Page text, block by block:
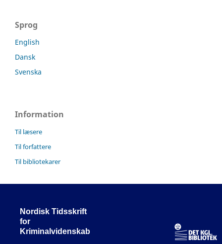
Sprog
English
Dansk
Svenska
Information
Til læsere
Til forfattere
Til bibliotekarer
Nordisk Tidsskrift
for
Kriminalvidenskab